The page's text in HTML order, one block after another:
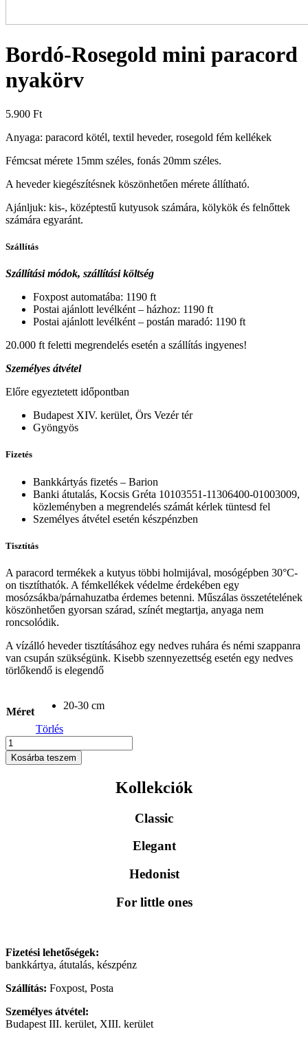
Bordó-Rosegold mini paracord
nyakörv
5.900 Ft
Anyaga: paracord kötél, textil heveder, rosegold fém kellékek
Fémcsat mérete 15mm széles, fonás 20mm széles.
A heveder kiegészítésnek köszönhetően mérete állítható.
Ajánljuk: kis-, középtestű kutyusok számára, kölykök és felnőttek
számára egyaránt.
Szállítás
Szállítási módok, szállítási költség
Foxpost automatába: 1190 ft
Postai ajánlott levélként – házhoz: 1190 ft
Postai ajánlott levélként – postán maradó: 1190 ft
20.000 ft feletti megrendelés esetén a szállítás ingyenes!
Személyes átvétel
Előre egyeztetett időpontban
Budapest XIV. kerület, Örs Vezér tér
Gyöngyös
Fizetés
Bankkártyás fizetés – Barion
Banki átutalás, Kocsis Gréta 10103551-11306400-01003009,
közleményben a megrendelés számát kérlek tüntesd fel
Személyes átvétel esetén készpénzben
Tisztítás
A paracord termékek a kutyus többi holmijával, mosógépben 30°C-
on tisztíthatók. A fémkellékek védelme érdekében egy
mosózsákba/párnahuzatba érdemes betenni. Műszálas összetételének
köszönhetően gyorsan szárad, színét megtartja, anyaga nem
roncsolódik.
A vízálló heveder tisztításához egy nedves ruhára és némi szappanra
van csupán szükségünk. Kisebb szennyezettség esetén egy nedves
törlőkendő is elegendő
Méret
20-30 cm
Törlés
Bordó-
Rosegold
mini
Kosárba teszem
Kollekciók
Classic
Elegant
Hedonist
For little ones
Fizetési lehetőségek:
bankkártya, átutalás, készpénz
Szállítás: Foxpost, Posta
Személyes átvétel:
Budapest III. kerület, XIII. kerület